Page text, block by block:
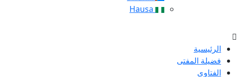
الرئيسية
فضيلة المفتى
الفتاوى